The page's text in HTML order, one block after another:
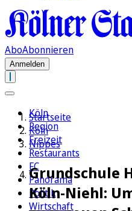
AboAbonnieren
Anmelden
Köln
Region
Freizeit
Restaurants
FC
Panorama
Politik
Wirtschaft
Startseite
Köln
Nippes
Grundschule
Köln-Niehl: